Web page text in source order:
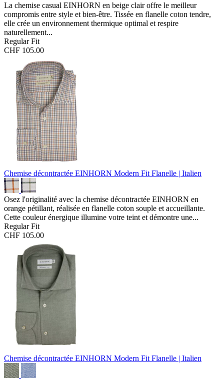
La chemise casual EINHORN en beige clair offre le meilleur
compromis entre style et bien-être. Tissée en flanelle coton tendre,
elle crée un environnement thermique optimal et respire
naturellement...
Regular Fit
CHF 105.00
Chemise décontractée EINHORN Modern Fit Flanelle | Italien
Osez l'originalité avec la chemise décontractée EINHORN en
orange pétillant, réalisée en flanelle coton souple et accueillante.
Cette couleur énergique illumine votre teint et démontre une...
Regular Fit
CHF 105.00
Chemise décontractée EINHORN Modern Fit Flanelle | Italien